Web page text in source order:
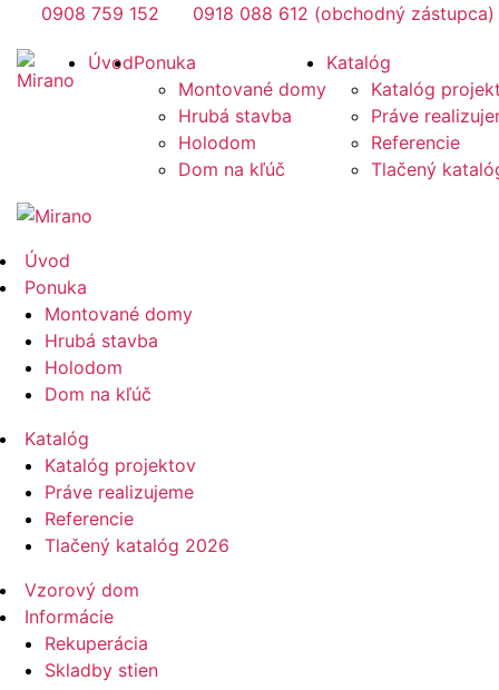
Preskočiť
obsah
0908 759 152 0918 088 612 (obchodný zástupca)
Mirano
ÚvodPonuka
Montované domy
Hrubá stavba
Holodom
Dom na kľúč
Katalóg
Katalóg
Práve
Referencie
Tlačený
Úvod
Ponuka
Montované domy
Hrubá stavba
Holodom
Dom na kľúč
Katalóg
Katalóg projektov
Práve realizujeme
Referencie
Tlačený katalóg 2026
Vzorový dom
Informácie
Rekuperácia
Skladby stien